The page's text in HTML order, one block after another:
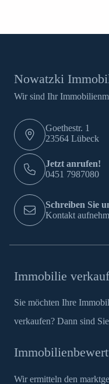
Nowatzki
Wir sind Ihr
Goethestr. 1
23564 Lübeck
Jetzt anrufen!
0451 7987080
Schreiben Sie
Kontakt
Immobilie
Sie möchten Ihre
verkaufen? Dann sind
Wir ermitteln den